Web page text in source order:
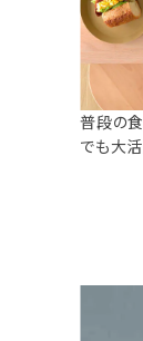
普段の
でも大活